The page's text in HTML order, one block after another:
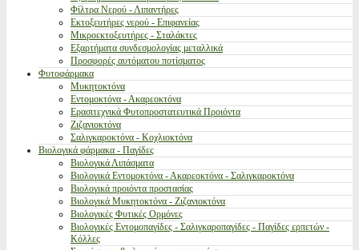
Φίλτρα Νερού - Λιπαντήρες
Εκτοξευτήρες νερού - Επιφανείας
Μικροεκτοξευτήρες - Σταλάκτες
Εξαρτήματα συνδεσμολογίας μεταλλικά
Προσφορές αυτόματου ποτίσματος
Φυτοφάρμακα
Μυκητοκτόνα
Εντομοκτόνα - Ακαρεοκτόνα
Ερασιτεχνικά Φυτοπροστατευτικά Προιόντα
Ζιζανιοκτόνα
Σαλιγκαροκτόνα - Κοχλιοκτόνα
Βιολογικά φάρμακα - Παγίδες
Βιολογικά Λιπάσματα
Βιολογικά Εντομοκτόνα - Ακαρεοκτόνα - Σαλιγκαροκτόνα
Βιολογικά προιόντα προστασίας
Βιολογικά Μυκητοκτόνα - Ζιζανιοκτόνα
Βιολογικές Φυτικές Ορμόνες
Βιολογικές Εντομοπαγίδες - Σαλιγκαροπαγίδες - Παγίδες ερπετών -
Κόλλες